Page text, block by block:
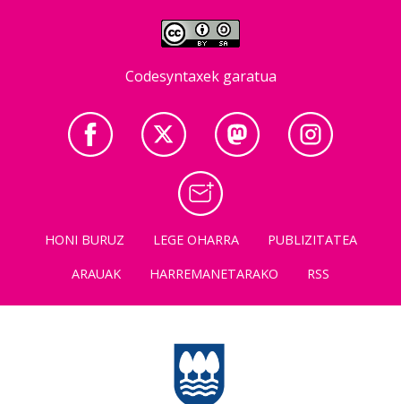
Codesyntaxek garatua
HONI BURUZ LEGE OHARRA
PUBLIZITATEA
ARAUAK
HARREMANETARAKO RSS